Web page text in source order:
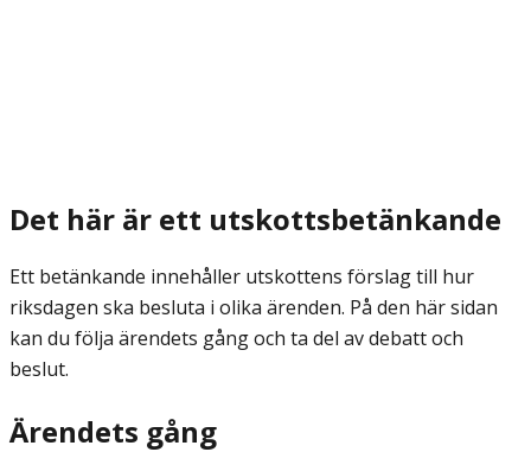
Det här är ett utskottsbetänkande
Ett betänkande innehåller utskottens förslag till hur
riksdagen ska besluta i olika ärenden. På den här sidan
kan du följa ärendets gång och ta del av debatt och
beslut.
Ärendets gång